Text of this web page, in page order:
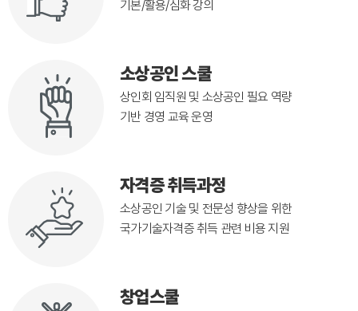
기본/활용/심화 강의
소상공인 스쿨
상인회 임직원 및 소상공인 필요 역량
기반 경영 교육 운영
자격증 취득과정
소상공인 기술 및 전문성 향상을 위한
국가기술자격증 취득 관련 비용 지원
창업스쿨